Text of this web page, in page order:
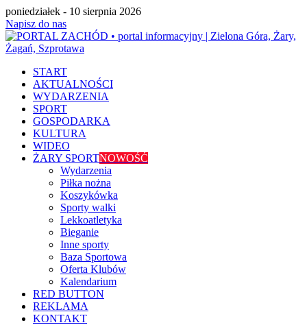
poniedziałek - 10 sierpnia 2026
Napisz do nas
START
AKTUALNOŚCI
WYDARZENIA
SPORT
GOSPODARKA
KULTURA
WIDEO
ŻARY SPORTNOWOŚĆ
Wydarzenia
Piłka nożna
Koszykówka
Sporty walki
Lekkoatletyka
Bieganie
Inne sporty
Baza Sportowa
Oferta Klubów
Kalendarium
RED BUTTON
REKLAMA
KONTAKT